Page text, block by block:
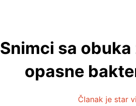
Snimci sa
opasne
Članak je star